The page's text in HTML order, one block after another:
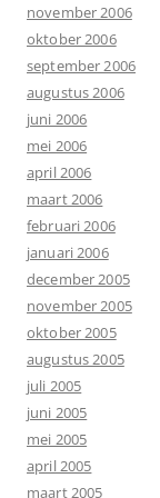
november 2006
oktober 2006
september 2006
augustus 2006
juni 2006
mei 2006
april 2006
maart 2006
februari 2006
januari 2006
december 2005
november 2005
oktober 2005
augustus 2005
juli 2005
juni 2005
mei 2005
april 2005
maart 2005